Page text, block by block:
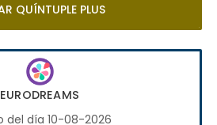
QUÍNTUPLE PLUS
EURODREAMS
del día 10-08-2026